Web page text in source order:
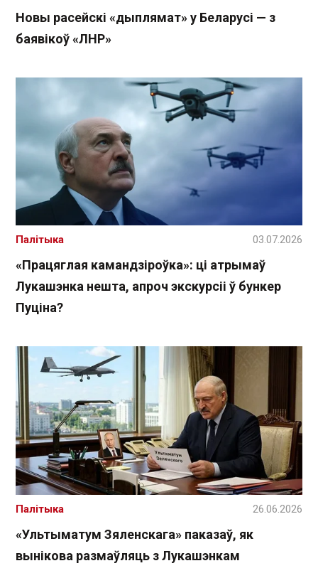
Новы расейскі «дыплямат» у Беларусі — з
баявікоў «ЛНР»
«Працяглая камандзіроўка»: ці атрымаў
Лукашэнка нешта, апроч экскурсіі ў бункер
Пуціна?
Палітыка 03.07.2026
«Ультыматум Зяленскага» паказаў, як
вынікова размаўляць з Лукашэнкам
Палітыка 26.06.2026